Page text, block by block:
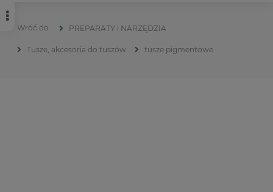
PREPARATY i NARZĘDZIA
Tusze, akcesoria do tuszów tusze pigmentowe